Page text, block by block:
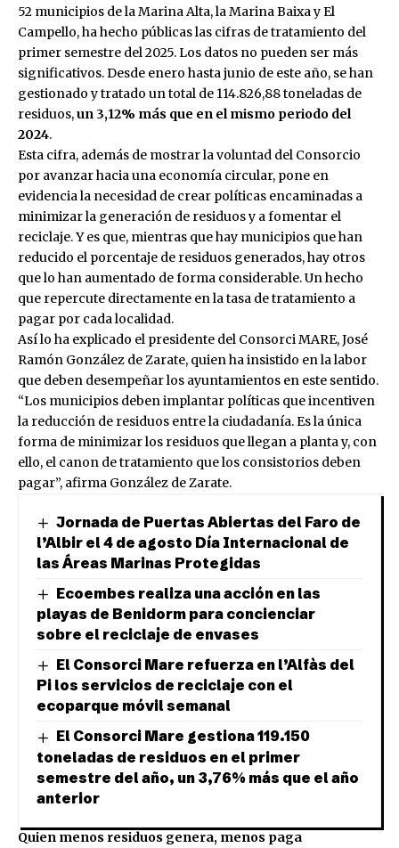
52 municipios de la Marina Alta, la Marina Baixa y El
Campello, ha hecho públicas las cifras de tratamiento del
primer semestre del 2025. Los datos no pueden ser más
significativos. Desde enero hasta junio de este año, se han
gestionado y tratado un total de 114.826,88 toneladas de
residuos,un 3,12% más que en el mismo periodo del
2024.
Esta cifra, además de mostrar la voluntad del Consorcio
por avanzar hacia una economía circular, pone en
evidencia la necesidad de crear políticas encaminadas a
minimizar la generación de residuos y a fomentar el
reciclaje. Y es que, mientras que hay municipios que han
reducido el porcentaje de residuos generados, hay otros
que lo han aumentado de forma considerable. Un hecho
que repercute directamente en la tasa de tratamiento a
pagar por cada localidad.
Así lo ha explicado el presidente del Consorci MARE, José
Ramón González de Zarate, quien ha insistido en la labor
que deben desempeñar los ayuntamientos en este sentido.
“Los municipios deben implantar políticas que incentiven
la reducción de residuos entre la ciudadanía. Es la única
forma de minimizar los residuos que llegan a planta y, con
ello, el canon de tratamiento que los consistorios deben
pagar”, afirma González de Zarate.
Jornada de Puertas Abiertas del Faro de
l’Albir el 4 de agosto Día Internacional de
las Áreas Marinas Protegidas
Ecoembes realiza una acción en las
playas de Benidorm para concienciar
sobre el reciclaje de envases
El Consorci Mare refuerza en l’Alfàs del
Pi los servicios de reciclaje con el
ecoparque móvil semanal
El Consorci Mare gestiona 119.150
toneladas de residuos en el primer
semestre del año, un 3,76% más que el año
anterior
Quien menos residuos genera, menos paga